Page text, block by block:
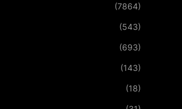
(7864)
(543)
(693)
(143)
(18)